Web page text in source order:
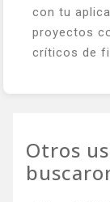
con tu
proyectos
críticos de
Otros